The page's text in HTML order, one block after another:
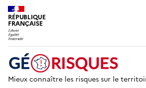
RÉPUBLIQUE
FRANÇAISE
Mieux connaître les risques sur le